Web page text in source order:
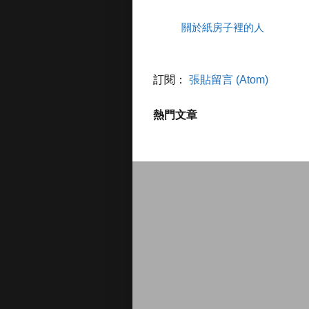
關於紙房子裡的人
訂閱： 張貼留言 (Atom)
熱門文章